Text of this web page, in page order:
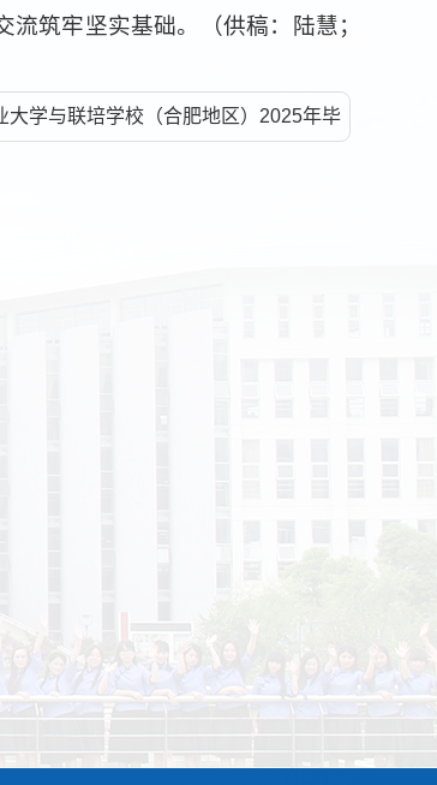
筑牢坚实基础。（供稿：陆慧；
大学与联培学校（合肥地区）2025年毕